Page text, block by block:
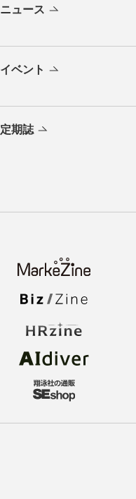
ニュース
イベント
定期誌